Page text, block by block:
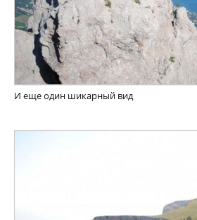
И еще один шикарный вид